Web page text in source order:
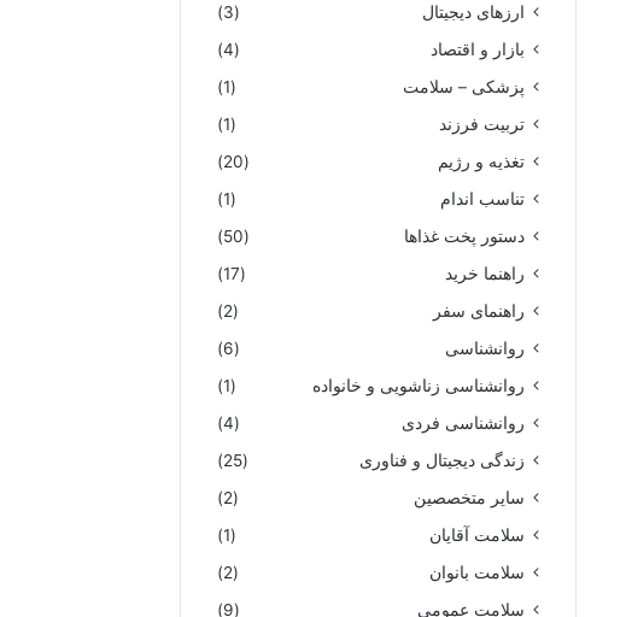
ارزهای دیجیتال
(3)
بازار و اقتصاد
(4)
پزشکی – سلامت
(1)
تربیت فرزند
(1)
تغذیه و رژیم
(20)
تناسب اندام
(1)
دستور پخت غذاها
(50)
راهنما خرید
(17)
راهنمای سفر
(2)
روانشناسی
(6)
روانشناسی زناشویی و خانواده
(1)
روانشناسی فردی
(4)
زندگی دیجیتال و فناوری
(25)
سایر متخصصین
(2)
سلامت آقایان
(1)
سلامت بانوان
(2)
سلامت عمومی
(9)